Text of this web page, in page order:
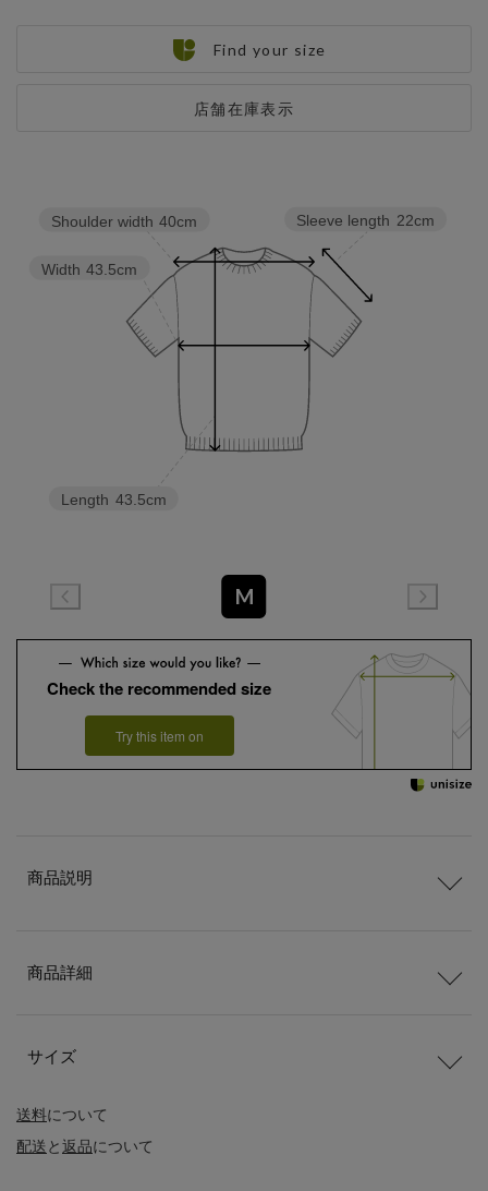
店舗在庫表示
Find your size
Sleeve length 22cm
Length 43.5cm
Width 43.5cm
Shoulder width 40cm
M
Check the recommended size
Try this item on
送料について
配送と返品について
商品説明
商品詳細
サイズ